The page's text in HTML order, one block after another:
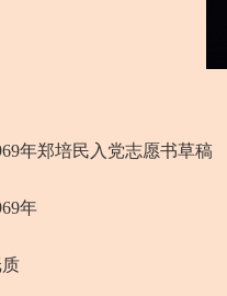
郑培民入党志愿书草稿
年